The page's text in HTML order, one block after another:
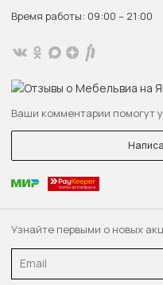
Узнайте первыми о новых
Время работы: 09:00 – 21:00
Ваши комментарии помогут